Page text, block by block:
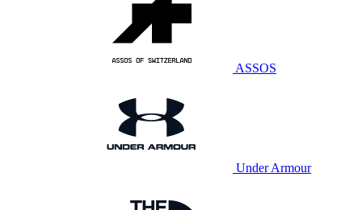
ASSOS
Under Armour